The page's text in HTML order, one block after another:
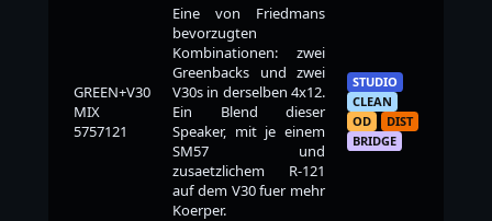
GREEN+V30
MIX
5757121
Eine von Friedmans
bevorzugten
Kombinationen: zwei
Greenbacks und zwei
V30s in derselben 4x12.
Ein Blend dieser
Speaker, mit je einem
SM57 und
zusaetzlichem R-121
auf dem V30 fuer mehr
Koerper.
STUDIO
CLEAN
OD
DIST
BRIDGE